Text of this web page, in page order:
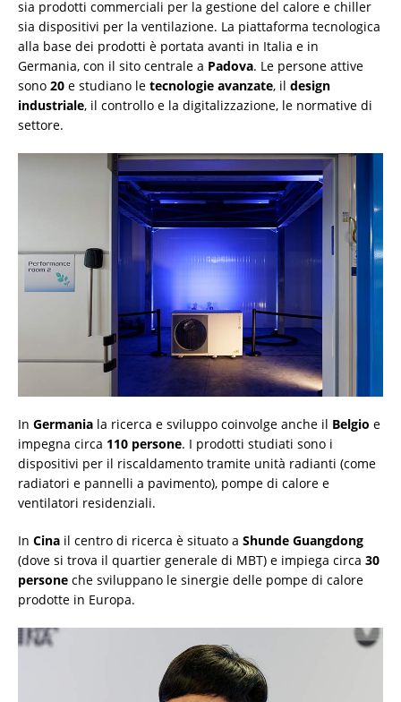
sia prodotti commerciali per la gestione del calore e chiller
sia dispositivi per la ventilazione. La piattaforma tecnologica
alla base dei prodotti è portata avanti in Italia e in
Germania, con il sito centrale a Padova. Le persone attive
sono 20 e studiano le tecnologie avanzate, il design
industriale, il controllo e la digitalizzazione, le normative di
settore.
In Germania la ricerca e sviluppo coinvolge anche il Belgio e
impegna circa 110 persone. I prodotti studiati sono i
dispositivi per il riscaldamento tramite unità radianti (come
radiatori e pannelli a pavimento), pompe di calore e
ventilatori residenziali.
In Cina il centro di ricerca è situato a Shunde Guangdong
(dove si trova il quartier generale di MBT) e impiega circa 30
persone che sviluppano le sinergie delle pompe di calore
prodotte in Europa.